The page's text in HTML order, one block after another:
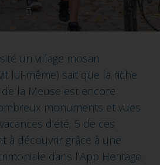
un village mosan
lui-même) sait que la riche
la Meuse est encore
monuments et vues
d’été, 5 de ces
à découvrir grâce à une
dans l’App Heritage.